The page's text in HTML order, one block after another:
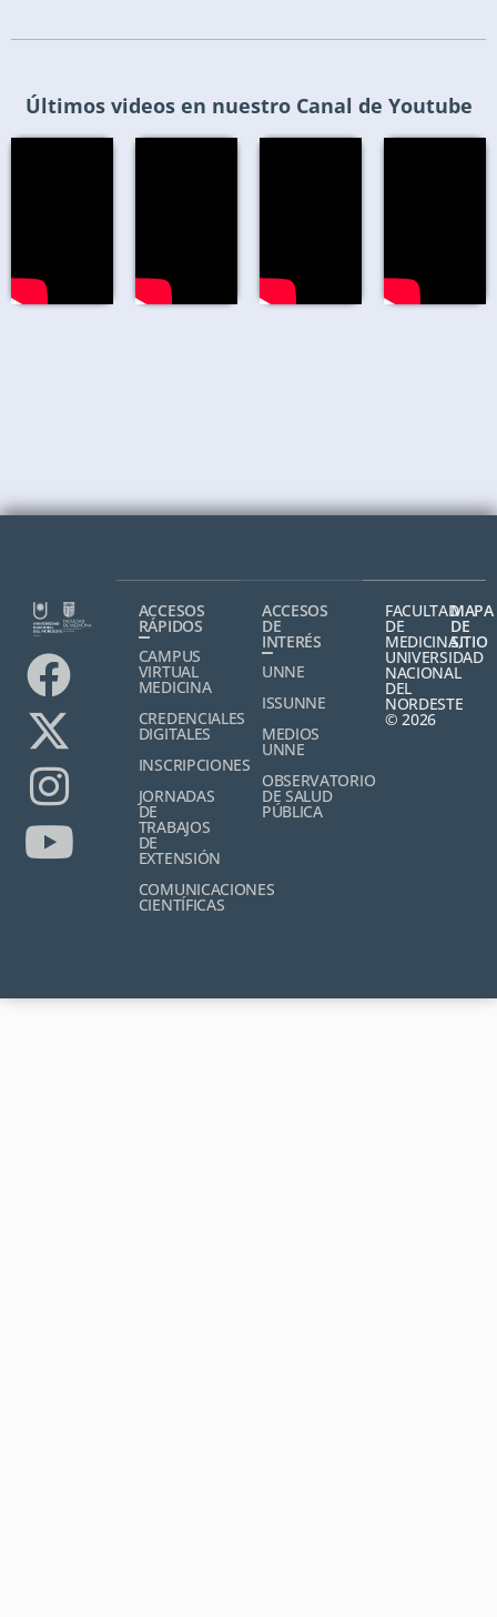
Últimos videos en nuestro Canal de Youtube
ACCESOS
RÁPIDOS
CAMPUS
VIRTUAL
MEDICINA
CREDENCIALES
DIGITALES
INSCRIPCIONES
JORNADAS
DE
TRABAJOS
DE
EXTENSIÓN
COMUNICACIONES
CIENTÍFICAS
ACCESOS
DE
INTERÉS
UNNE
ISSUNNE
MEDIOS
UNNE
OBSERVATORIO
DE SALUD
PÚBLICA
FACULTAD
DE
MEDICINA,
UNIVERSIDAD
NACIONAL
DEL
NORDESTE
© 2026
MAPA
DE
SITIO